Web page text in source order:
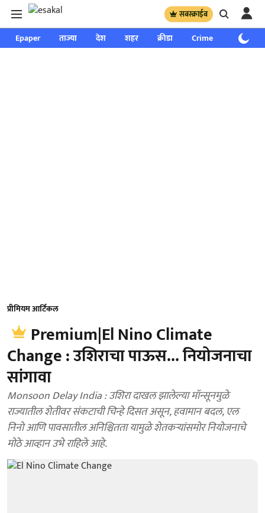
सबस्क्राईब
Epaper ताज्या देश शहर क्रीडा Crime साप्ताहिक
प्रीमियम आर्टिकल
Premium|El Nino Climate
Change : उशिराचा पाऊस... नियोजनाचा
सांगावा
Monsoon Delay India : उशिरा दाखल झालेल्या मॉन्सूनमुळे
राज्यातील शेतीवर संकटाची चिन्हे दिसत असून, हवामान बदल, एल
निनो आणि पावसातील अनिश्चितता यामुळे शेतकऱ्यांसमोर नियोजनाचे
मोठे आव्हान उभे राहिले आहे.